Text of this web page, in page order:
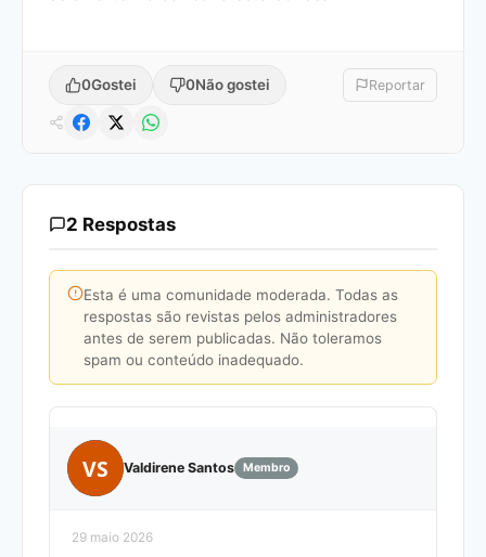
0Gostei 0Não gostei Reportar
2 Respostas
Esta é uma comunidade moderada. Todas as
respostas são revistas pelos administradores
antes de serem publicadas. Não toleramos
spam ou conteúdo inadequado.
VS Valdirene Santos Membro
29 maio 2026